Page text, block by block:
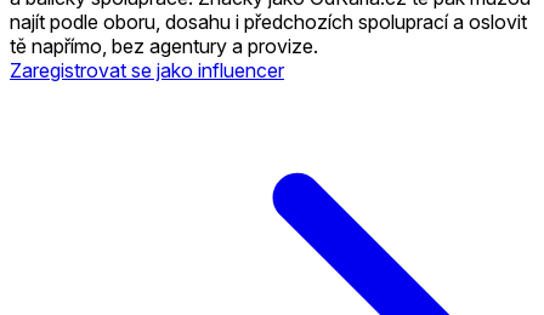
najít podle oboru, dosahu i předchozích spoluprací a oslovit
tě napřímo, bez agentury a provize.
Zaregistrovat se jako influencer